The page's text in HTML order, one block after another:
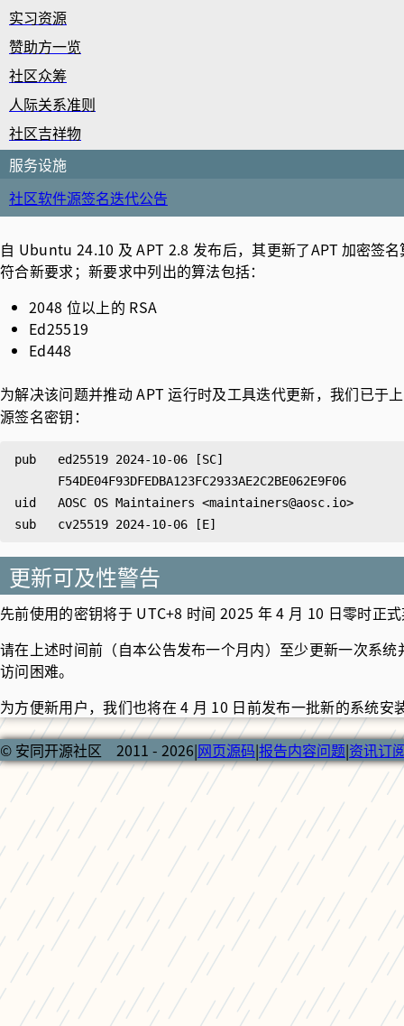
实习资源
赞助方一览
社区众筹
人际关系准则
社区吉祥物
服务设施
社区软件源签名迭代公告
自 Ubuntu 24.10 及 APT 2.8 发布后，其更新了APT 加密签
符合新要求；新要求中列出的算法包括：
2048 位以上的 RSA
Ed25519
Ed448
为解决该问题并推动 APT 运行时及工具迭代更新，我们已于
源签名密钥：
pub   ed25519 2024-10-06 [SC]
      F54DE04F93DFEDBA123FC2933AE2C2BE062E9F06
uid   AOSC OS Maintainers <maintainers@aosc.io>
更新可及性警告
先前使用的密钥将于 UTC+8 时间 2025 年 4 月 10 日零时正
请在上述时间前（自本公告发布一个月内）至少更新一次系
访问困难。
为方便新用户，我们也将在 4 月 10 日前发布一批新的系统安
© 安同开源社区 2011 - 2026|网页源码|报告内容问题|资讯订